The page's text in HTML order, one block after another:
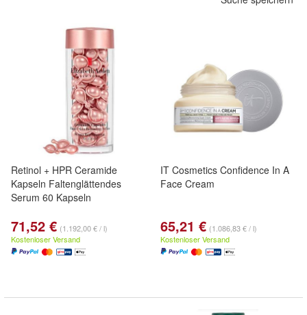
Retinol + HPR Ceramide
Kapseln Faltenglättendes
Serum 60 Kapseln
71,52 € (1.192,00 € / l)
Kostenloser Versand
IT Cosmetics Confidence In A
Face Cream
65,21 € (1.086,83 € / l)
Kostenloser Versand